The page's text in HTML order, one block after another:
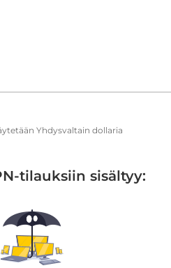
Yhdysvaltain dollaria
tilauksiin sisältyy: